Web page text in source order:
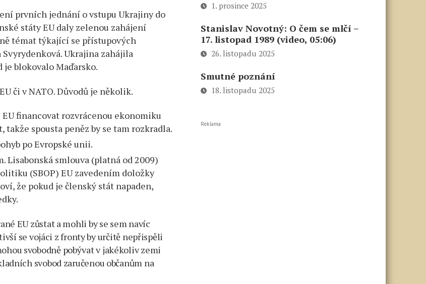
prvních jednání o vstupu Ukrajiny do
státy EU daly zelenou zahájení
témat týkající se přístupových
Ukrajina zahájila
je blokovalo Maďarsko.
či v NATO. Důvodů je několik.
financovat rozvrácenou ekonomiku
spousta peněz by se tam rozkradla.
po Evropské unii.
Lisabonská smlouva (platná od 2009)
(SBOP) EU zavedením doložky
že pokud je členský stát napaden,
EU zůstat a mohli by se sem navíc
se vojáci z fronty by určitě nepřispěli
svobodně pobývat v jakékoliv zemi
svobod zaručenou občanům na
1. prosince 2025
Stanislav Novotný: O čem se mlčí –
17. listopad 1989 (video, 05:06)
26. listopadu 2025
Smutné poznání
18. listopadu 2025
Reklama